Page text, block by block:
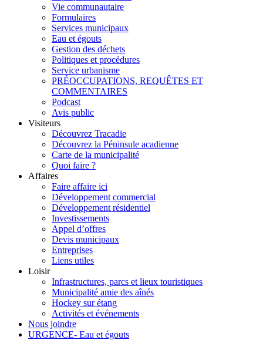
Vie communautaire
Formulaires
Services municipaux
Eau et égouts
Gestion des déchets
Politiques et procédures
Service urbanisme
PRÉOCCUPATIONS, REQUÊTES ET
COMMENTAIRES
Podcast
Avis public
Visiteurs
Découvrez Tracadie
Découvrez la Péninsule acadienne
Carte de la municipalité
Quoi faire ?
Affaires
Faire affaire ici
Développement commercial
Développement résidentiel
Investissements
Appel d’offres
Devis municipaux
Entreprises
Liens utiles
Loisir
Infrastructures, parcs et lieux touristiques
Municipalité amie des aînés
Hockey sur étang
Activités et événements
Nous joindre
URGENCE- Eau et égouts